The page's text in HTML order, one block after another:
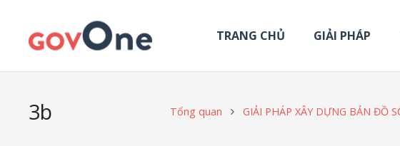
TRANG CHỦ GIẢI PHÁP
3b Tổng quan GIẢI PHÁP XÂY DỰNG BẢN ĐỒ